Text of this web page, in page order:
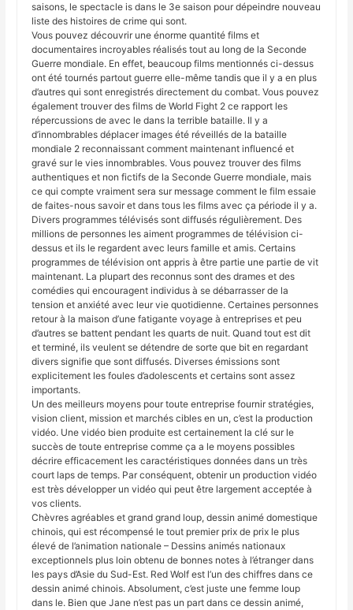
saisons, le spectacle is dans le 3e saison pour dépeindre nouveau
liste des histoires de crime qui sont.
Vous pouvez découvrir une énorme quantité films et
documentaires incroyables réalisés tout au long de la Seconde
Guerre mondiale. En effet, beaucoup films mentionnés ci-dessus
ont été tournés partout guerre elle-même tandis que il y a en plus
d’autres qui sont enregistrés directement du combat. Vous pouvez
également trouver des films de World Fight 2 ce rapport les
répercussions de avec le dans la terrible bataille. Il y a
d’innombrables déplacer images été réveillés de la bataille
mondiale 2 reconnaissant comment maintenant influencé et
gravé sur le vies innombrables. Vous pouvez trouver des films
authentiques et non fictifs de la Seconde Guerre mondiale, mais
ce qui compte vraiment sera sur message comment le film essaie
de faites-nous savoir et dans tous les films avec ça période il y a.
Divers programmes télévisés sont diffusés régulièrement. Des
millions de personnes les aiment programmes de télévision ci-
dessus et ils le regardent avec leurs famille et amis. Certains
programmes de télévision ont appris à être partie une partie de vit
maintenant. La plupart des reconnus sont des drames et des
comédies qui encouragent individus à se débarrasser de la
tension et anxiété avec leur vie quotidienne. Certaines personnes
retour à la maison d’une fatigante voyage à entreprises et peu
d’autres se battent pendant les quarts de nuit. Quand tout est dit
et terminé, ils veulent se détendre de sorte que bit en regardant
divers signifie que sont diffusés. Diverses émissions sont
explicitement les foules d’adolescents et certains sont assez
importants.
Un des meilleurs moyens pour toute entreprise fournir stratégies,
vision client, mission et marchés cibles en un, c’est la production
vidéo. Une vidéo bien produite est certainement la clé sur le
succès de toute entreprise comme ça a le moyens possibles
décrire efficacement les caractéristiques données dans un très
court laps de temps. Par conséquent, obtenir un production vidéo
est très développer un vidéo qui peut être largement acceptée à
vos clients.
Chèvres agréables et grand grand loup, dessin animé domestique
chinois, qui est récompensé le tout premier prix de prix le plus
élevé de l’animation nationale – Dessins animés nationaux
exceptionnels plus loin obtenu de bonnes notes à l’étranger dans
les pays d’Asie du Sud-Est. Red Wolf est l’un des chiffres dans ce
dessin animé chinois. Absolument, c’est juste une femme loup
dans le. Bien que Jane n’est pas un part dans ce dessin animé,